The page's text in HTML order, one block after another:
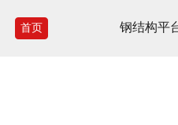
首页 钢结构平